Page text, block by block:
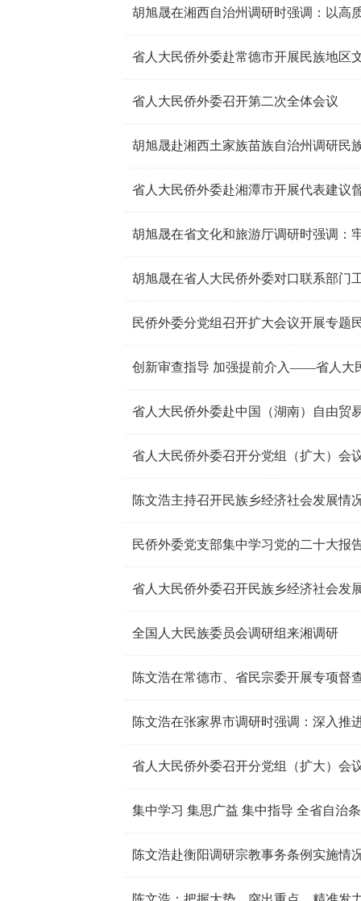
省人大民侨外委赴常德市开展民族地区
省人大民侨外委召开第二次全体会议
省人大民侨外委赴湘潭市开展代表建议
省人大民侨外委赴中国（湖南）自由贸
省人大民侨外委召开分党组（扩大）会
陈文浩主持召开民族乡经济社会发展情
民侨外委党支部集中学习党的二十大报
省人大民侨外委召开民族乡经济社会发
全国人大民族委员会调研组来湘调研
省人大民侨外委召开分党组（扩大）会